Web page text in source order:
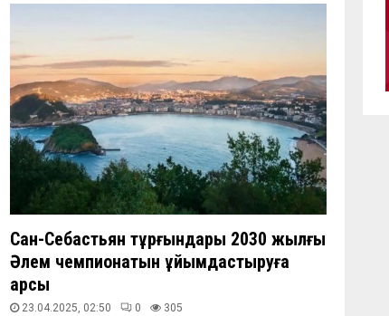
Сан-Себастьян тұрғындары 2030 жылғы
Әлем чемпионатын ұйымдастыруға
қарсы
23.04.2025, 02:50 0 305